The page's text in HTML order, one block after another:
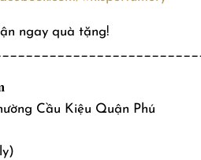
ngay quà tặng!
Cầu Kiệu Quận Phú